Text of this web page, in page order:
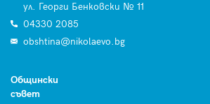
ул. Георги Бенковски № 11
04330 2085
obshtina@nikolaevo.bg
Общински
съвет